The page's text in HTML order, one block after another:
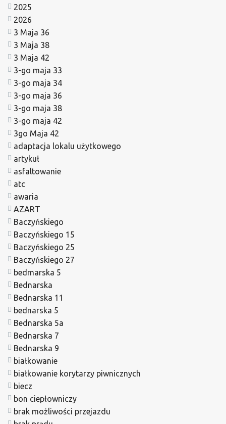
2025
2026
3 Maja 36
3 Maja 38
3 Maja 42
3-go maja 33
3-go maja 34
3-go maja 36
3-go maja 38
3-go maja 42
3go Maja 42
adaptacja lokalu użytkowego
artykuł
asfaltowanie
atc
awaria
AZART
Baczyńskiego
Baczyńskiego 15
Baczyńskiego 25
Baczyńskiego 27
bedmarska 5
Bednarska
Bednarska 11
bednarska 5
Bednarska 5a
Bednarska 7
Bednarska 9
białkowanie
białkowanie korytarzy piwnicznych
biecz
bon ciepłowniczy
brak możliwości przejazdu